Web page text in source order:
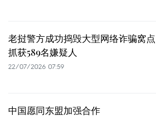
老挝警方成功捣毁大型网络诈骗窝点
抓获589名嫌疑人
22/07/2026 07:59
中国愿同东盟加强合作